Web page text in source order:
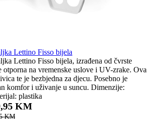
Lettino Fisso bijela
Lettino Fisso bijela, izrađena od čvrste
otporna na vremenske uslove i UV-zrake. Ova
te je bezbjedna za djecu. Posebno je
komfor i uživanje u suncu. Dimenzije:
plastika
KM
KM